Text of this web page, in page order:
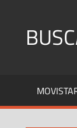
contenido
Fijos
y